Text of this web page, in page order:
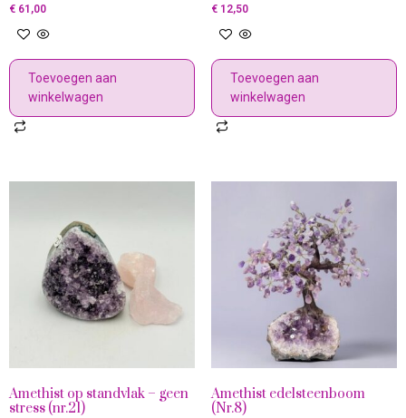
€ 61,00
Toevoegen aan
winkelwagen
€12,50
Toevoegen aan
winkelwagen
Amethist op standvlak – geen
stress (nr.21)
Amethist edelsteenboom
(Nr.8)